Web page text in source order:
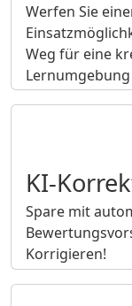
Werfen Sie
Weg für eine
KI-
Spare mit
Korrigieren!